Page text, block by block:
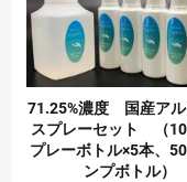
71.25%濃度 国産アル
スプレーセット （
プレーボトル×5本、
ンプボトル）